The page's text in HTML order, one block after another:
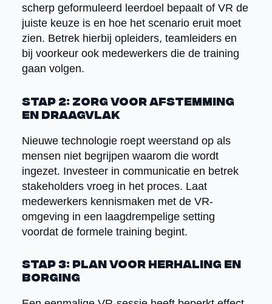
scherp geformuleerd leerdoel bepaalt of VR de
juiste keuze is en hoe het scenario eruit moet
zien. Betrek hierbij opleiders, teamleiders en
bij voorkeur ook medewerkers die de training
gaan volgen.
Stap 2: Zorg voor afstemming
en draagvlak
Nieuwe technologie roept weerstand op als
mensen niet begrijpen waarom die wordt
ingezet. Investeer in communicatie en betrek
stakeholders vroeg in het proces. Laat
medewerkers kennismaken met de VR-
omgeving in een laagdrempelige setting
voordat de formele training begint.
Stap 3: Plan voor herhaling en
borging